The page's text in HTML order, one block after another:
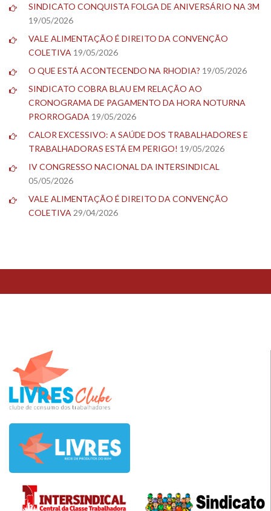
SINDICATO CONQUISTA FOLGA DE ANIVERSÁRIO NA 3M
19/05/2026
VALE ALIMENTAÇÃO É DIREITO DA CONVENÇÃO
COLETIVA 19/05/2026
O QUE ESTÁ ACONTECENDO NA RHODIA? 19/05/2026
SINDICATO COBRA BLAU EM RELAÇÃO AO
CRONOGRAMA DE PAGAMENTO DA HORA NOTURNA
PRORROGADA 19/05/2026
CALOR EXCESSIVO: A SAÚDE DOS TRABALHADORES E
TRABALHADORAS ESTÁ EM PERIGO! 19/05/2026
IV CONGRESSO NACIONAL DA INTERSINDICAL
05/05/2026
VALE ALIMENTAÇÃO É DIREITO DA CONVENÇÃO
COLETIVA 29/04/2026
TESTE